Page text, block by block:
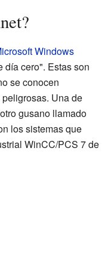
Windows
día cero". Estas son
se conocen
Una de
gusano llamado
los sistemas que
WinCC/PCS 7 de